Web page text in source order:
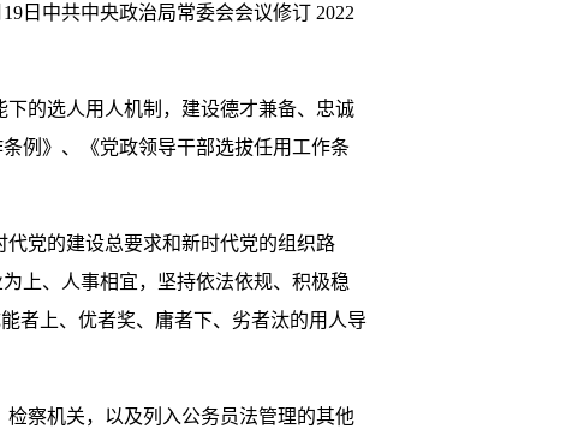
日中共中央政治局常委会会议修订 2022
的选人用人机制，建设德才兼备、忠诚
例》、《党政领导干部选拔任用工作条
党的建设总要求和新时代党的组织路
上、人事相宜，坚持依法依规、积极稳
者上、优者奖、庸者下、劣者汰的用人导
察机关，以及列入公务员法管理的其他